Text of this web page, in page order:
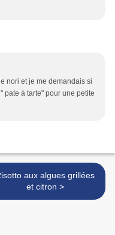
nori et je me demandais si
pate à tarte" pour une petite
aux algues grillées
et citron >